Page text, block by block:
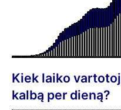
Kiek laiko
kalbą per dieną?